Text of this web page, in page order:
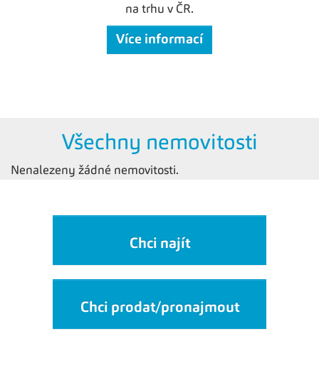
na trhu v ČR.
Více informací
Všechny nemovitosti
Nenalezeny žádné nemovitosti.
Chci najít
Chci prodat/pronajmout